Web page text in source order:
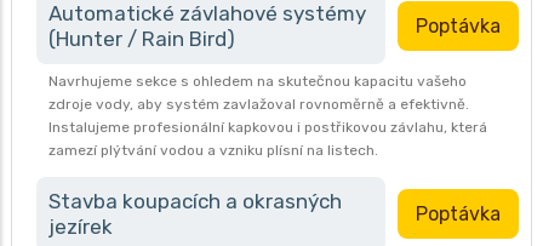
Automatické závlahové systémy
(Hunter / Rain Bird)
Poptávka
Navrhujeme sekce s ohledem na skutečnou kapacitu vašeho
zdroje vody, aby systém zavlažoval rovnoměrně a efektivně.
Instalujeme profesionální kapkovou i postřikovou závlahu, která
zamezí plýtvání vodou a vzniku plísní na listech.
Stavba koupacích a okrasných
jezírek
Poptávka